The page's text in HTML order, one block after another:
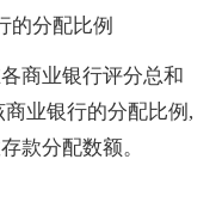
的分配比例
商业银行评分总和
业银行的分配比例,
款分配数额。